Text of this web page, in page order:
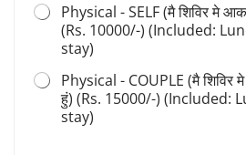
Physical - SELF (मै शिविर मे
(Rs. 10000/-) (Included:
stay)
Physical - COUPLE (मै शिविर
हुं) (Rs. 15000/-) (Included:
stay)